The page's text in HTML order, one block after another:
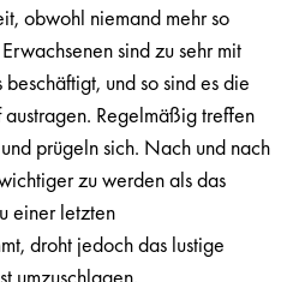
obwohl niemand mehr so
sind zu sehr mit
und so sind es die
Regelmäßig treffen
prügeln sich. Nach und nach
zu werden als das
einer letzten
droht jedoch das lustige